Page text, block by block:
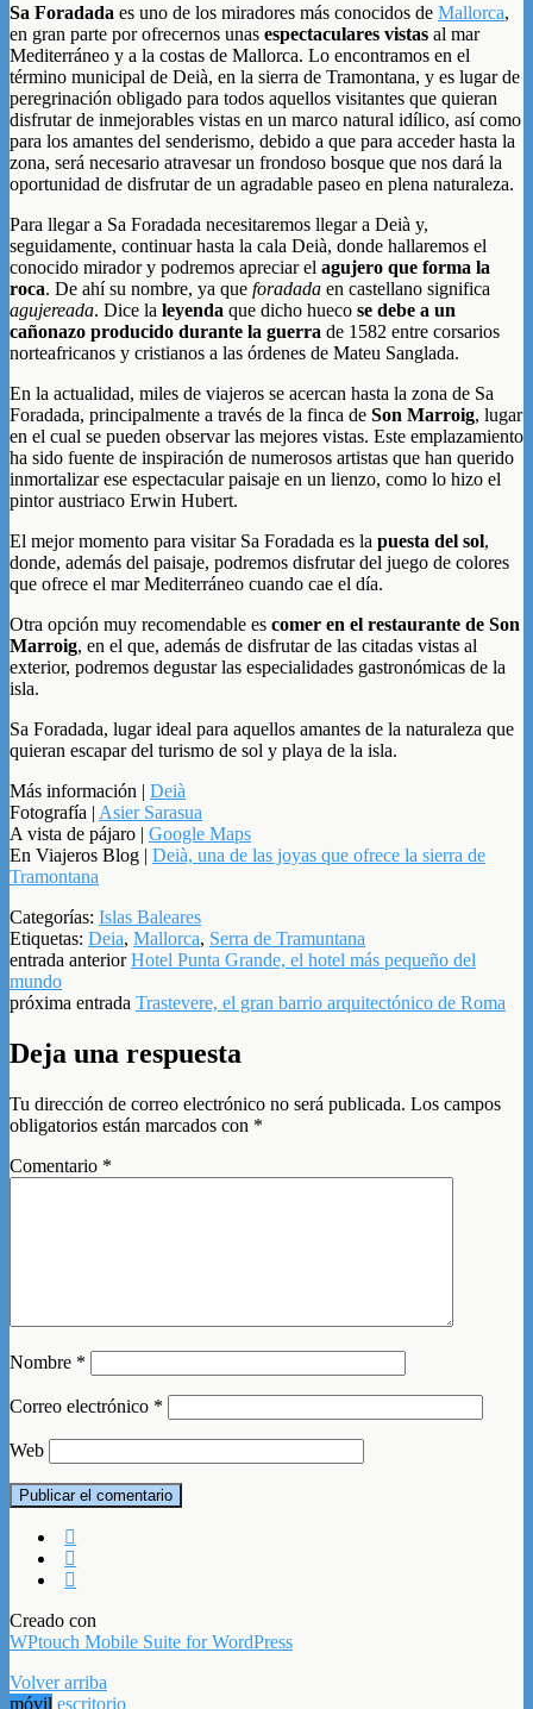
Sa Foradada es uno de los miradores más conocidos de Mallorca,
en gran parte por ofrecernos unas espectaculares vistas al mar
Mediterráneo y a la costas de Mallorca. Lo encontramos en el
término municipal de Deià, en la sierra de Tramontana, y es lugar de
peregrinación obligado para todos aquellos visitantes que quieran
disfrutar de inmejorables vistas en un marco natural idílico, así como
para los amantes del senderismo, debido a que para acceder hasta la
zona, será necesario atravesar un frondoso bosque que nos dará la
oportunidad de disfrutar de un agradable paseo en plena naturaleza.
Para llegar a Sa Foradada necesitaremos llegar a Deià y,
seguidamente, continuar hasta la cala Deià, donde hallaremos el
conocido mirador y podremos apreciar el agujero que forma la
roca. De ahí su nombre, ya que foradada en castellano significa
agujereada. Dice la leyenda que dicho hueco se debe a un
cañonazo producido durante la guerra de 1582 entre corsarios
norteafricanos y cristianos a las órdenes de Mateu Sanglada.
En la actualidad, miles de viajeros se acercan hasta la zona de Sa
Foradada, principalmente a través de la finca de Son Marroig, lugar
en el cual se pueden observar las mejores vistas. Este emplazamiento
ha sido fuente de inspiración de numerosos artistas que han querido
inmortalizar ese espectacular paisaje en un lienzo, como lo hizo el
pintor austriaco Erwin Hubert.
El mejor momento para visitar Sa Foradada es la puesta del sol,
donde, además del paisaje, podremos disfrutar del juego de colores
que ofrece el mar Mediterráneo cuando cae el día.
Otra opción muy recomendable es comer en el restaurante de Son
Marroig, en el que, además de disfrutar de las citadas vistas al
exterior, podremos degustar las especialidades gastronómicas de la
isla.
Sa Foradada, lugar ideal para aquellos amantes de la naturaleza que
quieran escapar del turismo de sol y playa de la isla.
Más información | Deià
Fotografía | Asier Sarasua
A vista de pájaro | Google Maps
En Viajeros Blog | Deià, una de las joyas que ofrece la sierra de
Tramontana
Categorías: Islas Baleares
Etiquetas: Deia, Mallorca, Serra de Tramuntana
entrada anteriorHotel Punta Grande, el hotel más pequeño del
mundo
próxima entrada Trastevere, el gran barrio arquitectónico de Roma
Deja una respuesta
Tu dirección de correo electrónico no será publicada. Los campos
obligatorios están marcados con *
Comentario *
Nombre *
Correo electrónico *
Web
Creado con
WPtouch Mobile Suite for WordPress
Volver arriba
móvil escritorio